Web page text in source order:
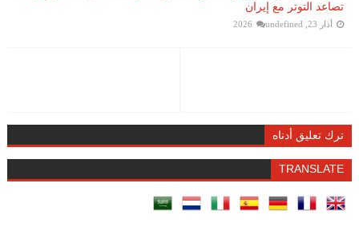
تصاعد التوتر مع إيران
أذار 23, 2026 undefined
ترك تعليق أدناه
TRANSLATE